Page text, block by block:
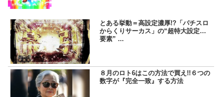
そちらも是非フォローをお願いします!!(土下座)
とある挙動＝高設定濃厚!?「パチスロ
からくりサーカス」の“超特大設定差
要素” ...
８月のロト6はこの方法で買え!!６つの
数字が『完全一致』する方法